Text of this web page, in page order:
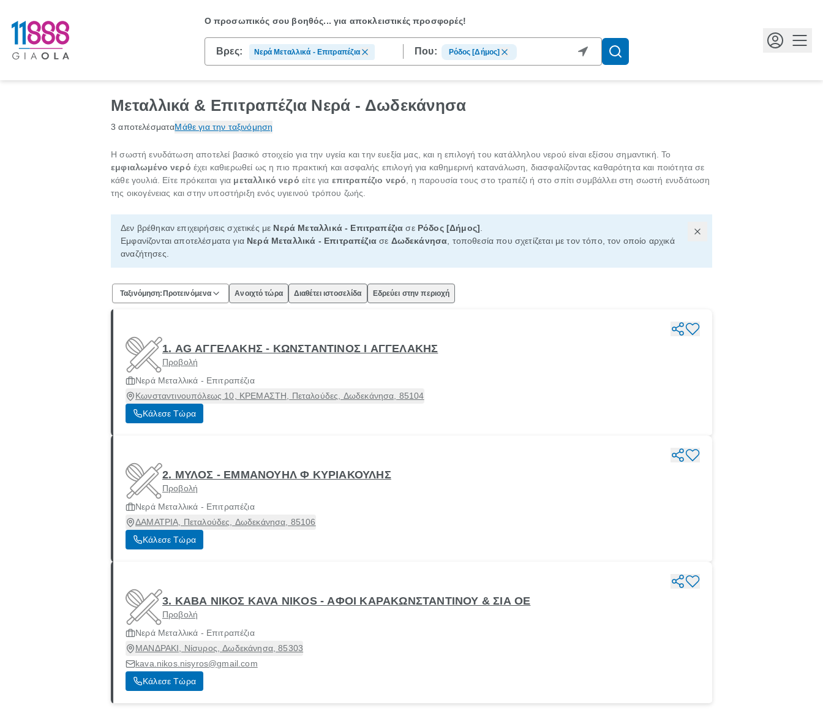
Ο προσωπικός σου βοηθός...για αποκλειστικές προσφορές!
Βρες: Νερά Μεταλλικά - Επιτραπέζια Που: Ρόδος [Δήμος]
Μεταλλικά & Επιτραπέζια Νερά - Δωδεκάνησα
3 αποτελέσματαΜάθε για την ταξινόμηση
Η σωστή ενυδάτωση αποτελεί βασικό στοιχείο για την υγεία και την ευεξία μας, και η επιλογή του κατάλληλου νερού είναι εξίσου σημαντική. Το
εμφιαλωμένο νερό έχει καθιερωθεί ως η πιο πρακτική και ασφαλής επιλογή για καθημερινή κατανάλωση, διασφαλίζοντας καθαρότητα και ποιότητα σε
κάθε γουλιά. Είτε πρόκειται για μεταλλικό νερό είτε για επιτραπέζιο νερό , η παρουσία τους στο τραπέζι ή στο σπίτι συμβάλλει στη σωστή ενυδάτωση
της οικογένειας και στην υποστήριξη ενός υγιεινού τρόπου ζωής.
Δεν βρέθηκαν επιχειρήσεις σχετικές με Νερά Μεταλλικά - Επιτραπέζια σε Ρόδος [Δήμος]
Εμφανίζονται αποτελέσματα για Νερά Μεταλλικά - Επιτραπέζιασε Δωδεκάνησα , τοποθεσία που σχετίζεται με τον τόπο, τον οποίο αρχικά
αναζήτησες.
Ταξινόμηση: Προτεινόμενα Ανοιχτό τώρα Διαθέτει ιστοσελίδα Εδρεύει στην περιοχή
1. AG ΑΓΓΕΛΑΚΗΣ - ΚΩΝΣΤΑΝΤΙΝΟΣ Ι ΑΓΓΕΛΑΚΗΣ
Προβολή
Νερά Μεταλλικά - Επιτραπέζια
Κωνσταντινουπόλεως 10, ΚΡΕΜΑΣΤΗ, Πεταλούδες, Δωδεκάνησα, 85104
Κάλεσε Τώρα
2. ΜΥΛΟΣ - ΕΜΜΑΝΟΥΗΛ Φ ΚΥΡΙΑΚΟΥΛΗΣ
Προβολή
Νερά Μεταλλικά - Επιτραπέζια
ΔΑΜΑΤΡΙΑ, Πεταλούδες, Δωδεκάνησα, 85106
Κάλεσε Τώρα
3. ΚΑΒΑ ΝΙΚΟΣ KAVA NIKOS - ΑΦΟΙ ΚΑΡΑΚΩΝΣΤΑΝΤΙΝΟΥ & ΣΙΑ ΟΕ
Προβολή
Νερά Μεταλλικά - Επιτραπέζια
ΜΑΝΔΡΑΚΙ, Νίσυρος, Δωδεκάνησα, 85303
kava.nikos.nisyros@gmail.com
Κάλεσε Τώρα